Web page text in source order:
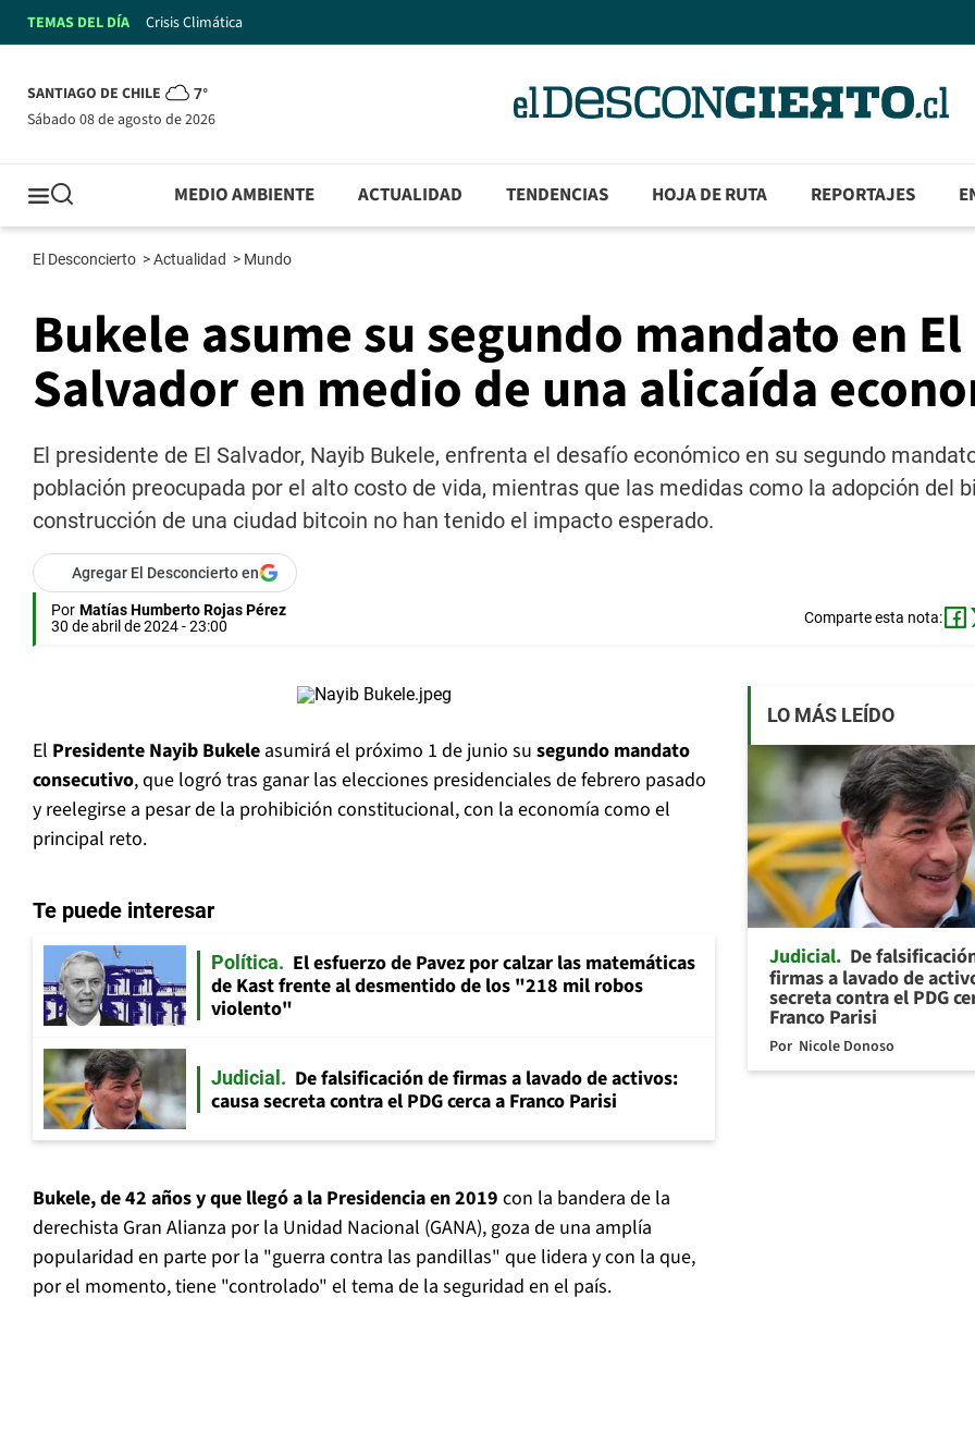
TEMAS DEL DÍA Crisis Climática
SANTIAGO DE CHILE 7°
sábado 08 de agosto de 2026
MEDIO AMBIENTE ACTUALIDAD TENDENCIAS HOJA DE RUTA REPORTAJES
El Desconcierto >Actualidad > Mundo
Bukele asume su segundo mandato en El
Salvador en medio de una alicaída
El presidente de El Salvador, Nayib Bukele, enfrenta el desafío económico en su segundo
población preocupada por el alto costo de vida, mientras que las medidas como la adopción del
construcción de una ciudad bitcoin no han tenido el impacto esperado.
Agregar El Desconcierto en
Por Matías Humberto Rojas Pérez
30 de abril de 2024 - 23:00
Comparte esta nota:
El Presidente Nayib Bukele asumirá el próximo 1 de junio su segundo mandato
consecutivo, que logró tras ganar las elecciones presidenciales de febrero pasado
y reelegirse a pesar de la prohibición constitucional, con la economía como el
principal reto.
Te puede interesar
Política
El esfuerzo de Pavez por calzar las matemáticas
de Kast frente al desmentido de los "218 mil robos
violento"
Judicial
De falsificación de firmas a lavado de activos:
causa secreta contra el PDG cerca a Franco Parisi
Bukele, de 42 años y que llegó a la Presidencia en 2019 con la bandera de la
derechista Gran Alianza por la Unidad Nacional (GANA), goza de una amplía
popularidad en parte por la "guerra contra las pandillas" que lidera y con la que,
por el momento, tiene "controlado" el tema de la seguridad en el país.
LO MÁS LEÍDO
Judicial De
firmas a lavado de
secreta contra el PDG
Franco Parisi
Por Nicole Donoso